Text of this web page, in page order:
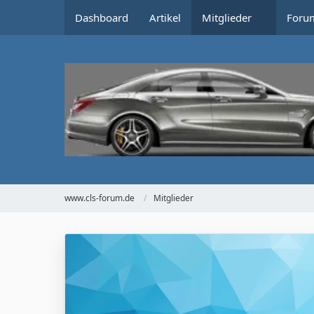
Dashboard Artikel Mitglieder
www.cls-forum.de Mitglieder